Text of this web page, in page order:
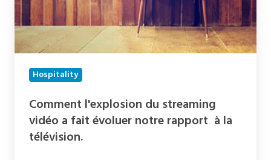
fait
évoluer
notre
télévision.
Hospitality
Comment l'explosion du streaming
vidéo a fait évoluer notre rapport à la
télévision.